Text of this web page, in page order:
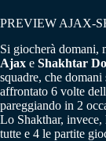
PREVIEW AJAX-
Si giocherà domani,
Ajax e Shakhtar
squadre, che
affrontato 6 volte
pareggiando in 2
Lo Shakthar, invece,
tutte e 4 le partite